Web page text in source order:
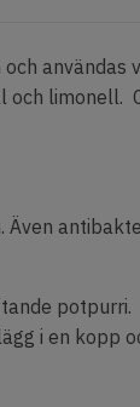
limonell.
potpurri.
i en kopp